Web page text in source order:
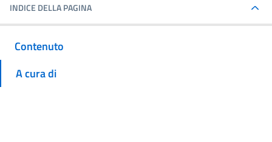
INDICE DELLA PAGINA
Contenuto
A cura di